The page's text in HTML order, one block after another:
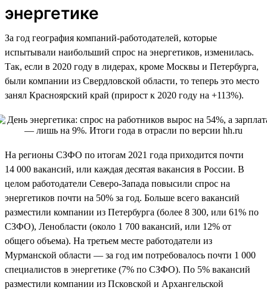
энергетике
За год география компаний-работодателей, которые
испытывали наибольший спрос на энергетиков, изменилась.
Так, если в 2020 году в лидерах, кроме Москвы и Петербурга,
были компании из Свердловской области, то теперь это место
занял Красноярский край (прирост к 2020 году на +113%).
На регионы СЗФО по итогам 2021 года приходится почти
14 000 вакансий, или каждая десятая вакансия в России. В
целом работодатели Северо-Запада повысили спрос на
энергетиков почти на 50% за год. Больше всего вакансий
разместили компании из Петербурга (более 8 300, или 61% по
СЗФО), Ленобласти (около 1 700 вакансий, или 12% от
общего объема). На третьем месте работодатели из
Мурманской области — за год им потребовалось почти 1 000
специалистов в энергетике (7% по СЗФО). По 5% вакансий
разместили компании из Псковской и Архангельской